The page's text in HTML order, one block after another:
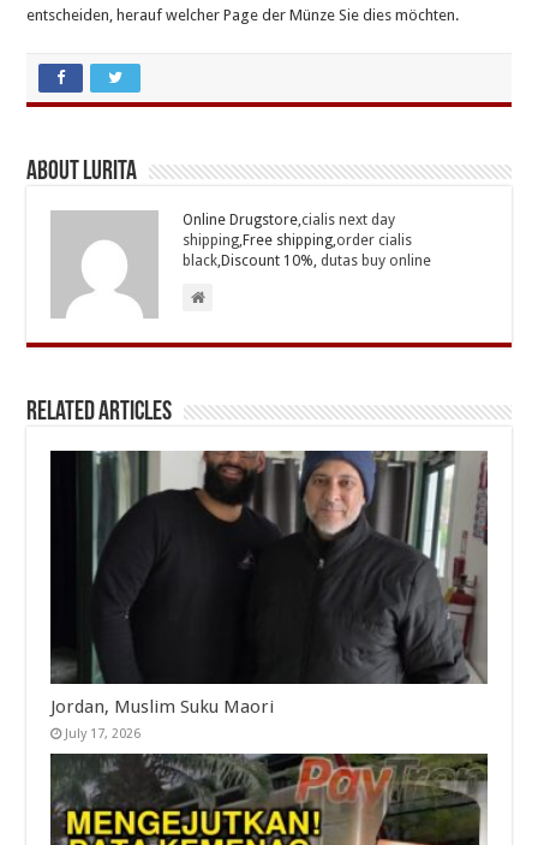
entscheiden, herauf welcher Page der Münze Sie dies möchten.
About Lurita
Online Drugstore,cialis next day
shipping,Free shipping,order cialis
black,Discount 10%,dutas buy online
Related Articles
Jordan, Muslim Suku Maori
July 17, 2026